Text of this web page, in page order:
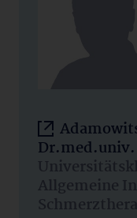
Dr.med.univ.
Allgemeine